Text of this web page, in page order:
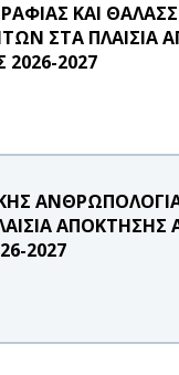
ΚΑΙ
ΣΤΑ ΠΛΑΙΣΙΑ
2027
ΑΠΟΚΤΗΣΗΣ
2027